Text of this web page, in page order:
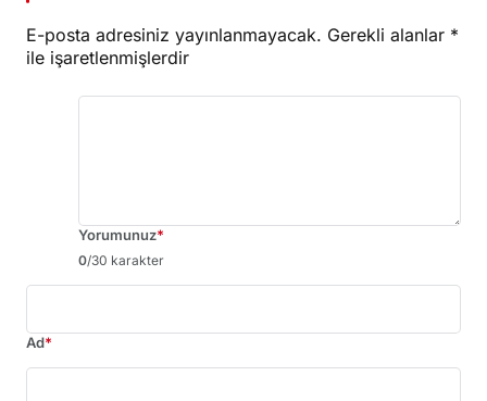
E-posta adresiniz yayınlanmayacak. Gerekli alanlar *
ile işaretlenmişlerdir
Yorumunuz*
0/30 karakter
Ad*